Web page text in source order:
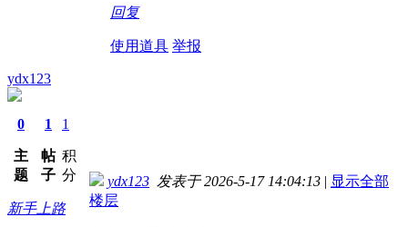
回复
使用道具 举报
ydx123
0
主
题
1
帖
子
1
积
分
新手上路
ydx123 发表于 2026-5-17 14:04:13 | 显示全部
楼层